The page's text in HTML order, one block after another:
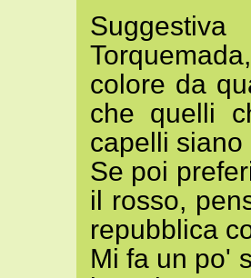
colore da
che quelli
capelli
Se poi
il rosso,
repubblica
Mi fa un po'